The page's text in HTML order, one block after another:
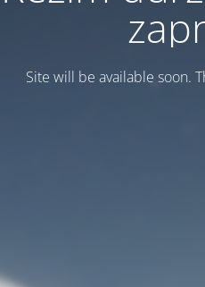
Site will be available soon.